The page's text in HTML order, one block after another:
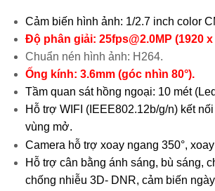
Cảm biến hình ảnh: 1/2.7 inch color
Độ phân giải: 25fps@2.0MP (1920 x
Chuẩn nén hình ảnh: H264.
Ống kính: 3.6mm (góc nhìn 80°).
Tầm quan sát hồng ngoại: 10 mét
Hỗ trợ WIFI (IEEE802.12b/g/n) kết
vùng mở.
Camera hỗ trợ xoay ngang 350°, xoay
Hỗ trợ cân bằng ánh sáng, bù sáng,
chống nhiễu 3D- DNR, cảm biến